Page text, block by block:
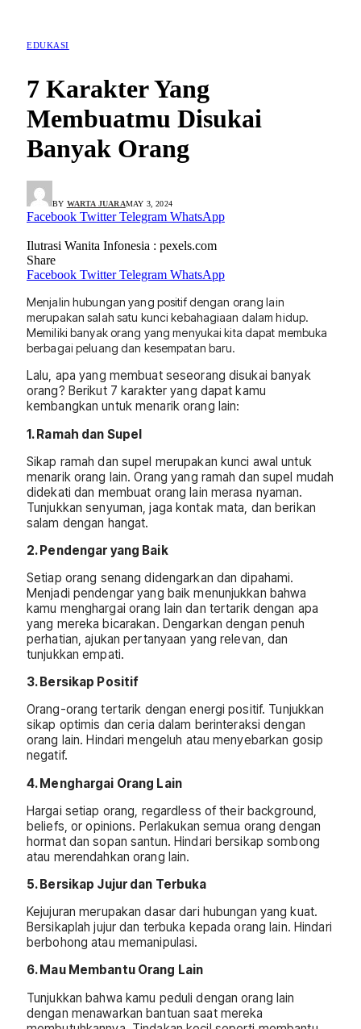
EDUKASI
7 Karakter Yang
Membuatmu Disukai
Banyak Orang
BY WARTA JUARAMAY 3, 2024
Facebook Twitter Telegram WhatsApp
Ilutrasi Wanita Infonesia : pexels.com
Share
Facebook Twitter Telegram WhatsApp
Menjalin hubungan yang positif dengan orang lain
merupakan salah satu kunci kebahagiaan dalam hidup.
Memiliki banyak orang yang menyukai kita dapat membuka
berbagai peluang dan kesempatan baru.
Lalu, apa yang membuat seseorang disukai banyak
orang? Berikut 7 karakter yang dapat kamu
kembangkan untuk menarik orang lain:
1. Ramah dan Supel
Sikap ramah dan supel merupakan kunci awal untuk
menarik orang lain. Orang yang ramah dan supel mudah
didekati dan membuat orang lain merasa nyaman.
Tunjukkan senyuman, jaga kontak mata, dan berikan
salam dengan hangat.
2. Pendengar yang Baik
Setiap orang senang didengarkan dan dipahami.
Menjadi pendengar yang baik menunjukkan bahwa
kamu menghargai orang lain dan tertarik dengan apa
yang mereka bicarakan. Dengarkan dengan penuh
perhatian, ajukan pertanyaan yang relevan, dan
tunjukkan empati.
3. Bersikap Positif
Orang-orang tertarik dengan energi positif. Tunjukkan
sikap optimis dan ceria dalam berinteraksi dengan
orang lain. Hindari mengeluh atau menyebarkan gosip
negatif.
4. Menghargai Orang Lain
Hargai setiap orang, regardless of their background,
beliefs, or opinions. Perlakukan semua orang dengan
hormat dan sopan santun. Hindari bersikap sombong
atau merendahkan orang lain.
5. Bersikap Jujur dan Terbuka
Kejujuran merupakan dasar dari hubungan yang kuat.
Bersikaplah jujur dan terbuka kepada orang lain. Hindari
berbohong atau memanipulasi.
6. Mau Membantu Orang Lain
Tunjukkan bahwa kamu peduli dengan orang lain
dengan menawarkan bantuan saat mereka